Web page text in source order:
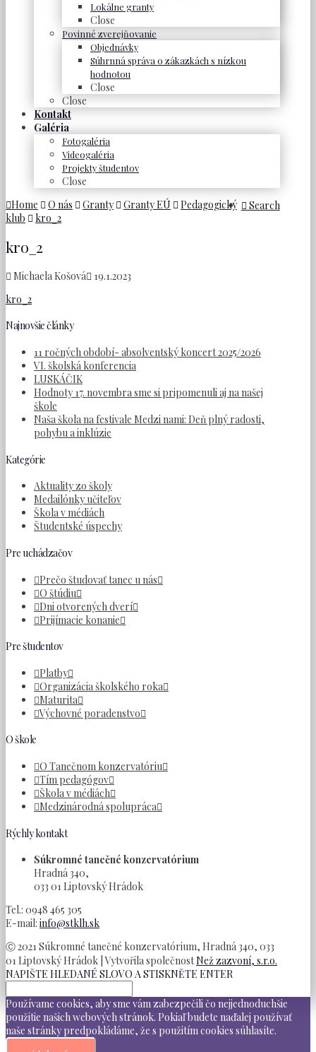
Lokálne granty
Close
Povinné zverejňovanie
Objednávky
Súhrnná správa o zákazkách s nízkou
hodnotou
Close
Close
Kontakt
Galéria
Fotogaléria
Videogaléria
Projekty študentov
Close
Search
Home O nás Granty Granty EÚ
Pedagogický
klub
kro_2
kro_2
Michaela Košová
19.1.2023
kro_2
Najnovšie články
11 ročných období- absolventský koncert 2025/2026
VI. školská konferencia
LUSKÁČIK
Hodnoty 17. novembra sme si pripomenuli aj na našej
škole
Naša škola na festivale Medzi nami: Deň plný radosti,
pohybu a inklúzie
Kategórie
Aktuality zo školy
Medailónky učiteľov
Škola v médiách
Študentské úspechy
Pre uchádzačov
Prečo študovať tanec u nás
O štúdiu
Dni otvorených dverí
Prijímacie konanie
Pre študentov
Platby
Organizácia školského roka
Maturita
Výchovné poradenstvo
O škole
O Tanečnom konzervatóriu
Tím pedagógov
Škola v médiách
Medzinárodná spolupráca
Rýchly kontakt
Súkromné tanečné konzervatórium
Hradná 340,
033 01 Liptovský Hrádok
Tel.: 0948 465 305
E-mail: info@stklh.sk
Ⓒ 2021 Súkromné tanečné konzervatórium, Hradná 340, 033
01 Liptovský Hrádok | Vytvořila společnostNež zazvoní, s.r.o.
NAPIŠTE HLEDANÉ SLOVO A STISKNĚTE ENTER
Používame cookies, aby sme vám zabezpečili čo nejjednoduchšie
použitie našich webových stránok. Pokiaľ budete naďalej používať
naše stránky predpokládáme, že s použitím cookies súhlasíte.